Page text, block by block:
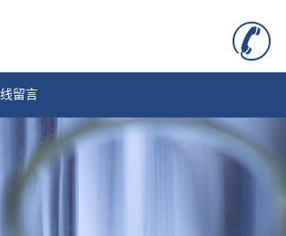
留言